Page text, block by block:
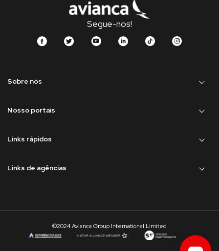
Segue-nos!
Sobre nós
Nosso portais
Links rápidos
Links de agências
©2024 Avianca Group International Limited